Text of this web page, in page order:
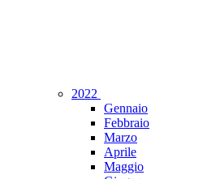
2022
Gennaio
Febbraio
Marzo
Aprile
Maggio